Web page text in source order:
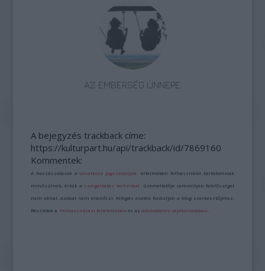
AZ EMBERSÉG ÜNNEPE
A bejegyzés trackback címe:
https://kulturpart.hu/api/trackback/id/7869160
Kommentek:
A hozzászólások avonatkozó jogszabályok értelmében felhasználói tartalomnak
minősülnek, értük a szolgáltatás technikai üzemeltetője semmilyen felelősséget
nem vállal, azokat nem ellenőrzi. Kifogás esetén forduljon a blog szerkesztőjéhez.
Részletek a Felhasználási feltételekben és azadatvédelmi tájékoztatóban